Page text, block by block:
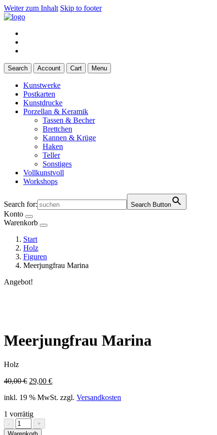
Weiter zum Inhalt Skip to footer
Search Account Cart Menu
Kunstwerke
Postkarten
Kunstdrucke
Porzellan & Keramik
Tassen & Becher
Brettchen
Kannen & Krüge
Haken
Teller
Sonstiges
Vollkunstvoll
Workshops
Search for: Search Button
Konto
Warenkorb
Start
Holz
Figuren
Meerjungfrau Marina
Angebot!
Meerjungfrau Marina
Holz
40,00€ Ursprünglicher
war:
29,00 €Aktueller
ist:
inkl. 19 % MwSt. zzgl. Versandkosten
1 vorrätig
-
Meerjungfrau
Marina
+